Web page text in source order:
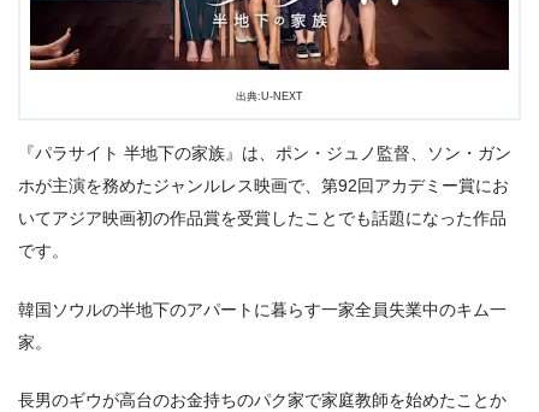
出典:U-NEXT
『パラサイト 半地下の家族』は、ポン・ジュノ監督、ソン・ガン
ホが主演を務めたジャンルレス映画で、第92回アカデミー賞にお
いてアジア映画初の作品賞を受賞したことでも話題になった作品
です。
韓国ソウルの半地下のアパートに暮らす一家全員失業中のキム一
家。
長男のギウが高台のお金持ちのパク家で家庭教師を始めたことか